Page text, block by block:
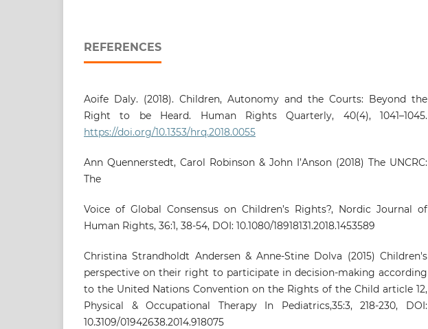
REFERENCES
Aoife Daly. (2018). Children, Autonomy and the Courts: Beyond the
Right to be Heard. Human Rights Quarterly, 40(4), 1041–1045.
https://doi.org/10.1353/hrq.2018.0055
Ann Quennerstedt, Carol Robinson & John I’Anson (2018) The UNCRC:
The
Voice of Global Consensus on Children’s Rights?, Nordic Journal of
Human Rights, 36:1, 38-54, DOI: 10.1080/18918131.2018.1453589
Christina Strandholdt Andersen & Anne-Stine Dolva (2015) Children's
perspective on their right to participate in decision-making according
to the United Nations Convention on the Rights of the Child article 12,
Physical & Occupational Therapy In Pediatrics,35:3, 218-230, DOI:
10.3109/01942638.2014.918075